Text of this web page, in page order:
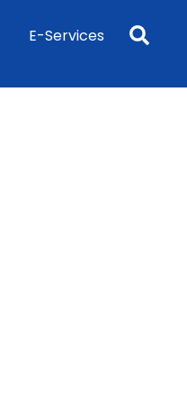
E-Services